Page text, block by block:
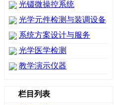
光镊微操控系统
光学元件检测与装调设备
系统方案设计与服务
光学医学检测
教学演示仪器
栏目列表